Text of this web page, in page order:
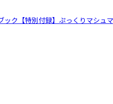
ック【特別付録】ぷっくりマシュマ